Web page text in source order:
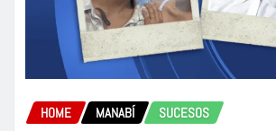
HOME MANABÍ SUCESOS